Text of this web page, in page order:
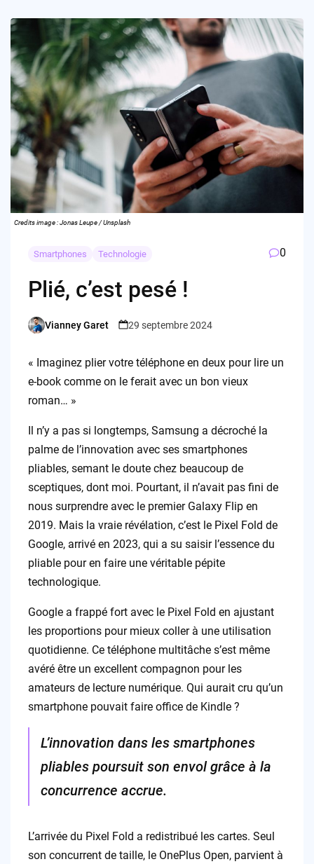
Credits image : Jonas Leupe / Unsplash
Smartphones Technologie 0
Plié, c’est pesé !
Posted
Vianney Garet 29 septembre 2024
« Imaginez plier votre téléphone en deux pour lire un
e-book comme on le ferait avec un bon vieux
roman… »
Il n’y a pas si longtemps, Samsung a décroché la
palme de l’innovation avec ses smartphones
pliables, semant le doute chez beaucoup de
sceptiques, dont moi. Pourtant, il n’avait pas fini de
nous surprendre avec le premier Galaxy Flip en
2019. Mais la vraie révélation, c’est le Pixel Fold de
Google, arrivé en 2023, qui a su saisir l’essence du
pliable pour en faire une véritable pépite
technologique.
Google a frappé fort avec le Pixel Fold en ajustant
les proportions pour mieux coller à une utilisation
quotidienne. Ce téléphone multitâche s’est même
avéré être un excellent compagnon pour les
amateurs de lecture numérique. Qui aurait cru qu’un
smartphone pouvait faire office de Kindle ?
L’innovation dans les smartphones
pliables poursuit son envol grâce à la
concurrence accrue.
L’arrivée du Pixel Fold a redistribué les cartes. Seul
son concurrent de taille, le OnePlus Open, parvient à